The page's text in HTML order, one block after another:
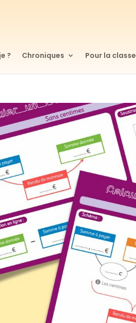
? Chroniques Pour la classe